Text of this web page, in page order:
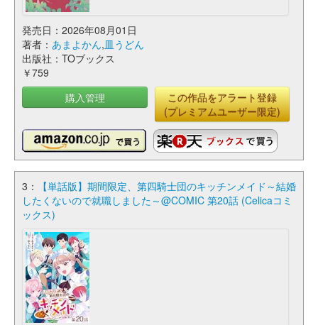
発売日：2026年08月01日
著者： あまよかん,皿うどん
出版社：TOブックス
￥759
購入管理
この作品をアラート登録
(プレミアムユーザー限定)
3：
【単話版】期間限定、第四騎士団のキッチンメイド～結婚
したくないので就職しました～@COMIC 第20話 (Celicaコミ
ックス)